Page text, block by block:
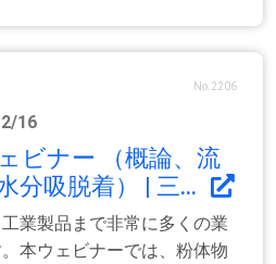
No.2206
16
ビナー （概論、流
分吸脱着） | 三...
業製品まで非常に多くの業
本ウェビナーでは、粉体物